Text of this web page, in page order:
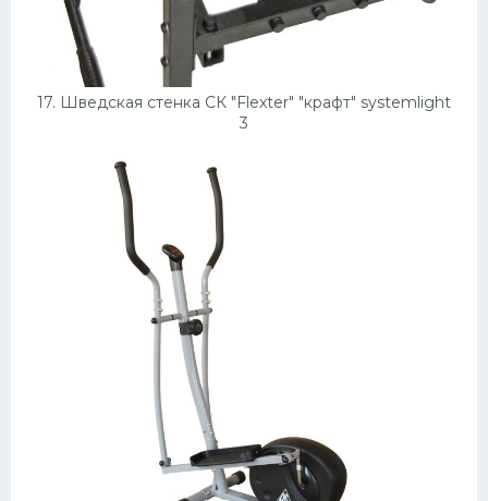
17. Шведская стенка СК "Flexter" "крафт" systemlight
3